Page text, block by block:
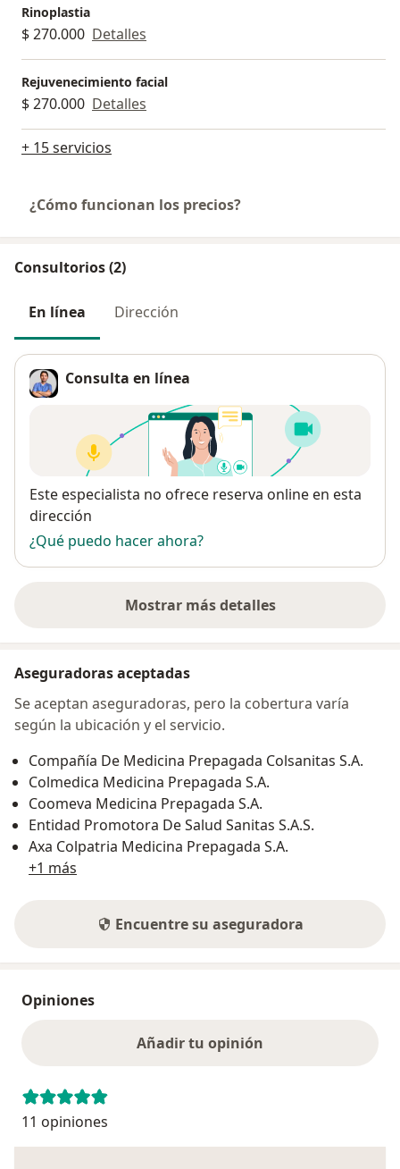
Rinoplastia
$ 270.000 Detalles
Rejuvenecimiento facial
$ 270.000 Detalles
+ 15 servicios
¿Cómo funcionan los precios?
Consultorios (2)
En línea Dirección
Consulta en línea
Disponibilidad
Este especialista no ofrece reserva online en esta
dirección
¿Qué puedo hacer ahora?
Mostrar más detalles
sobre la dirección
Aseguradoras aceptadas
Se aceptan aseguradoras, pero la cobertura varía
según la ubicación y el servicio.
Compañía De Medicina Prepagada Colsanitas S.A.
Colmedica Medicina Prepagada S.A.
Coomeva Medicina Prepagada S.A.
Entidad Promotora De Salud Sanitas S.A.S.
Axa Colpatria Medicina Prepagada S.A.
+1 más
Encuentre su aseguradora
Opiniones
Añadir tu opinión
11 opiniones